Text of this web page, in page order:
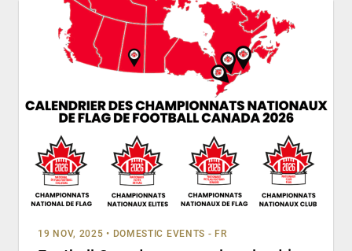
19 NOV, 2025 • DOMESTIC EVENTS - FR